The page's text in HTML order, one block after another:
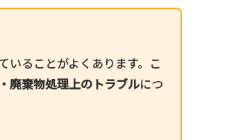
いることがよくあります。こ
廃棄物処理上のトラブルにつ